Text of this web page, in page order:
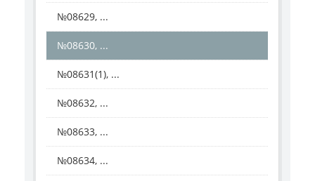
№08629, ...
№08630, ...
№08631(1), ...
№08632, ...
№08633, ...
№08634, ...